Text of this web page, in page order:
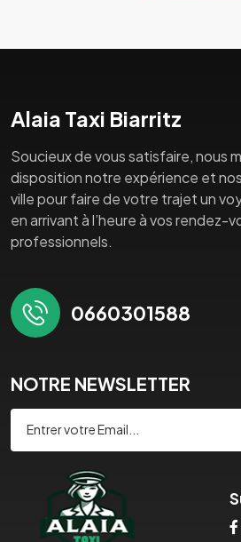
Alaia Taxi Biarritz
Soucieux de vous satisfaire, nous
disposition notre expérience et
ville pour faire de votre trajet un
en arrivant à l’heure à vos rendez-
professionnels.
0660301588
NOTRE NEWSLETTER